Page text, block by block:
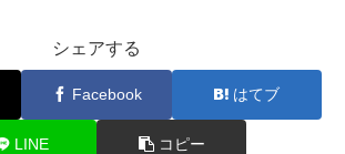
シェアする
Facebook はてブ
LINE コピー